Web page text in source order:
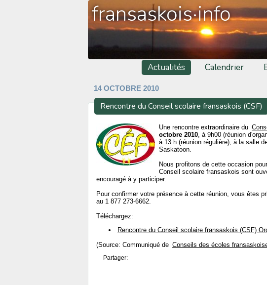
fransaskois·info
Actualités Calendrier
14 OCTOBRE 2010
Rencontre du Conseil scolaire fransaskois (CSF)
Une rencontre extraordinaire du
octobre 2010, à 9h00 (réunion
à 13 h (réunion régulière), à la salle
Saskatoon.
Nous profitons de cette occasion
Conseil scolaire fransaskois sont
encouragé à y participer.
Pour confirmer votre présence à cette réunion, vous êtes
au 1 877 273-6662.
Téléchargez:
Rencontre du Conseil scolaire fransaskois (CSF)
(Source: Communiqué de Conseils des écoles
Partager: